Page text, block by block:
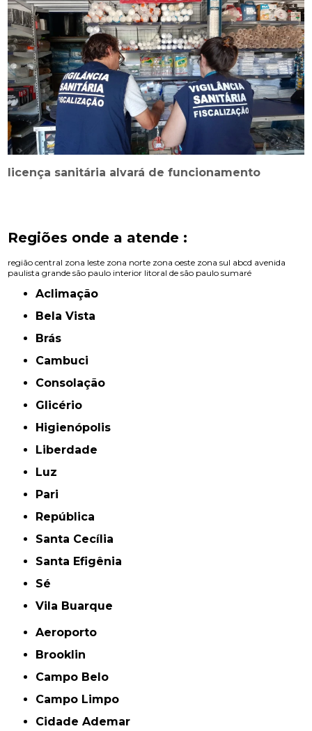
licença sanitária alvará de funcionamento
Regiões onde a atende :
região central zona leste zona norte zona oeste zona sul abcd avenida
paulista grande são paulo interior litoral de são paulo sumaré
Aclimação
Bela Vista
Brás
Cambuci
Consolação
Glicério
Higienópolis
Liberdade
Luz
Pari
República
Santa Cecília
Santa Efigênia
Sé
Vila Buarque
Aeroporto
Brooklin
Campo Belo
Campo Limpo
Cidade Ademar